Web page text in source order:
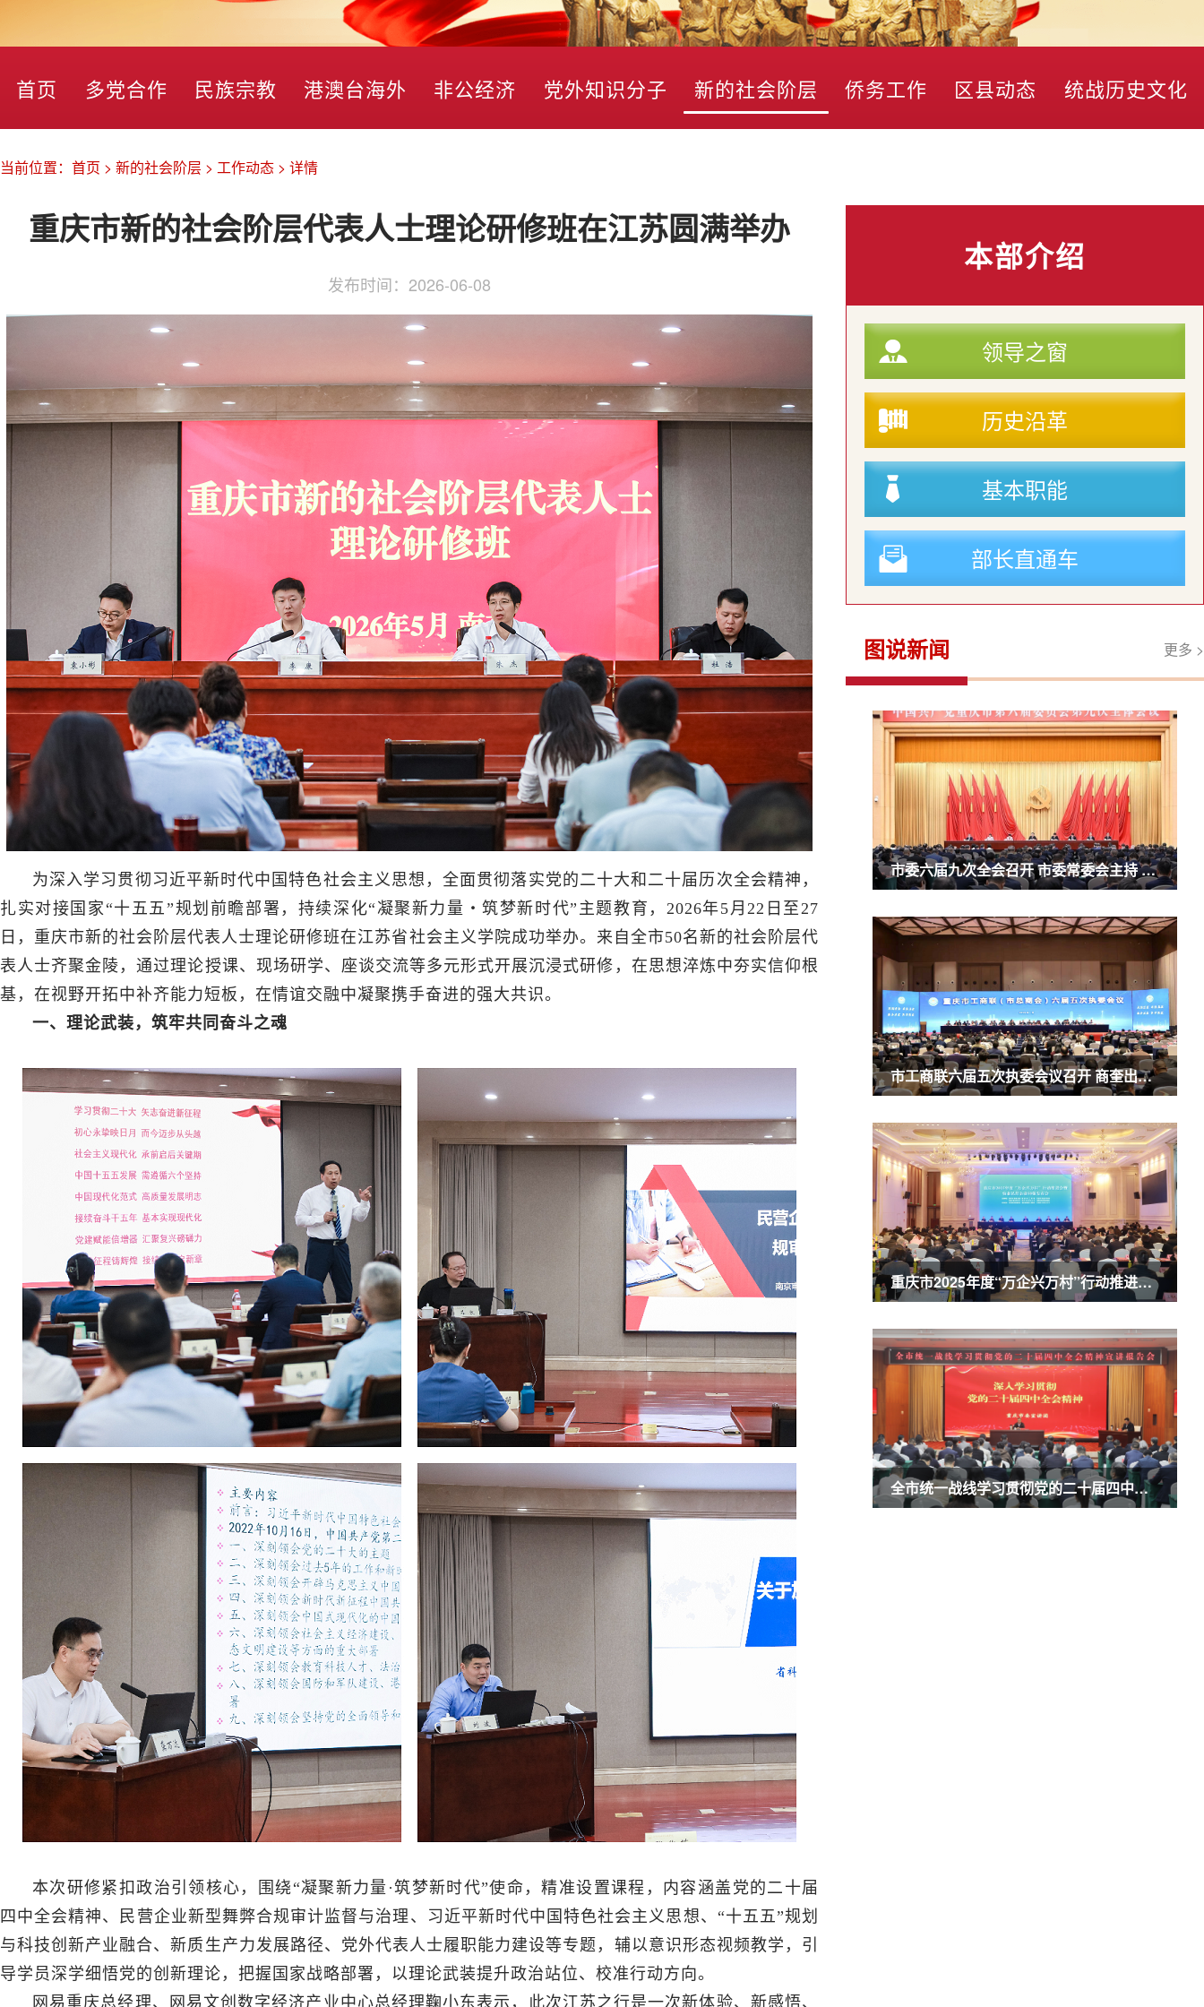
首页 多党合作 民族宗教 港澳台海外 非公经济 党外知识分子 新的社会阶层 侨务工作 区县动态 统战历史文化
当前位置： 首页 > 新的社会阶层 > 工作动态 > 详情
重庆市新的社会阶层代表人士理论研修班在江苏圆满举办
发布时间： 2026-06-08
为深入学习贯彻习近平新时代中国特色社会主义思想，全面贯彻落实党的二十大和二十届历次全会精神，
扎实对接国家“十五五”规划前瞻部署，持续深化“凝聚新力量・筑梦新时代”主题教育，2026年5月22日至27
日，重庆市新的社会阶层代表人士理论研修班在江苏省社会主义学院成功举办。来自全市50名新的社会阶层代
表人士齐聚金陵，通过理论授课、现场研学、座谈交流等多元形式开展沉浸式研修，在思想淬炼中夯实信仰根
基，在视野开拓中补齐能力短板，在情谊交融中凝聚携手奋进的强大共识。
一、理论武装，筑牢共同奋斗之魂
本次研修紧扣政治引领核心，围绕“凝聚新力量·筑梦新时代”使命，精准设置课程，内容涵盖党的二十届
四中全会精神、民营企业新型舞弊合规审计监督与治理、习近平新时代中国特色社会主义思想、“十五五”规划
与科技创新产业融合、新质生产力发展路径、党外代表人士履职能力建设等专题，辅以意识形态视频教学，引
导学员深学细悟党的创新理论，把握国家战略部署，以理论武装提升政治站位、校准行动方向。
网易重庆总经理、网易文创数字经济产业中心总经理鞠小东表示，此次江苏之行是一次新体验、新感悟、
本部介绍
领导之窗
历史沿革
基本职能
部长直通车
图说新闻 更多 >
市委六届九次全会召开 市委常委会主持 市委书记袁家军讲话
市工商联六届五次执委会议召开 商奎出席并讲话
重庆市2025年度“万企兴万村”行动推进会暨农业民营企业50强发布会召开 商奎出席并讲话
全市统一战线学习贯彻党的二十届四中全会精神宣讲报告会召开 商奎作宣讲报告